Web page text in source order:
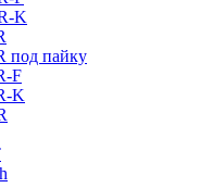
K
под пайку
F
K